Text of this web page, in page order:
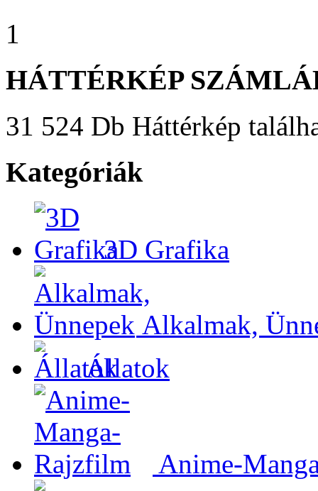
1
HÁTTÉRKÉP
31 524 Db Háttérkép
Kategóriák
3D Grafika
Alkalmak,
Állatok
Anime-